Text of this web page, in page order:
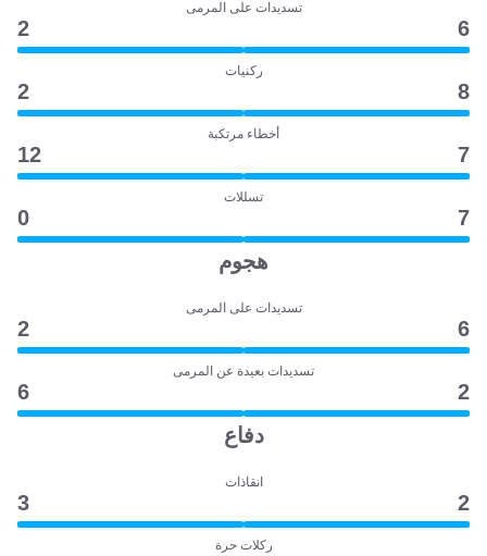
تسديدات على المرمى
6
2
ركنيات
8
2
أخطاء مرتكبة
7
12
تسللات
7
0
هجوم
تسديدات على المرمى
6
2
تسديدات بعيدة عن المرمى
2
6
دفاع
انقاذات
2
3
ركلات حرة